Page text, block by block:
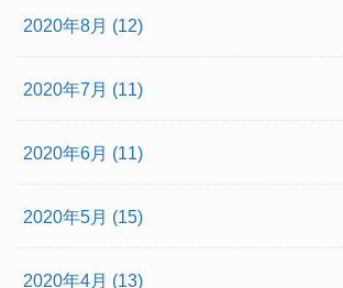
2020年8月 (12)
2020年7月 (11)
2020年6月 (11)
2020年5月 (15)
2020年4月 (13)